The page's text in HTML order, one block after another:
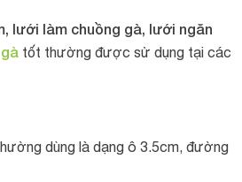
lưới làm chuồng gà, lưới ngăn
tốt thường được sử dụng tại các
dùng là dạng ô 3.5cm, đường